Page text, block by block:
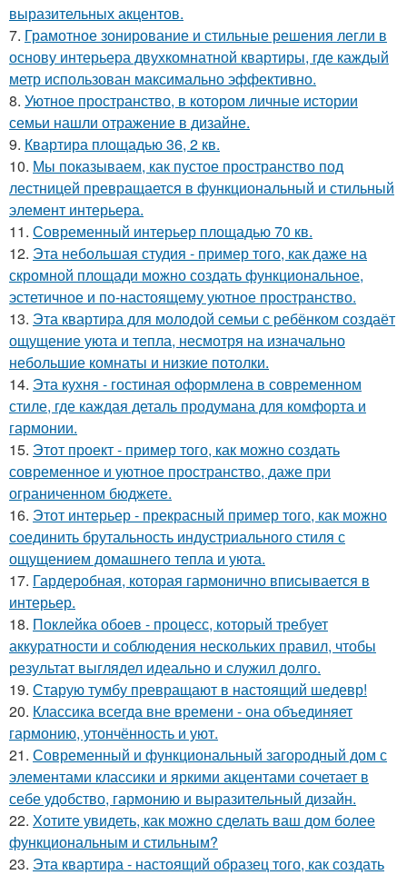
выразительных акцентов.
7. Грамотное зонирование и стильные решения легли в
основу интерьера двухкомнатной квартиры, где каждый
метр использован максимально эффективно.
8. Уютное пространство, в котором личные истории
семьи нашли отражение в дизайне.
9. Квартира площадью 36, 2 кв.
10. Мы показываем, как пустое пространство под
лестницей превращается в функциональный и стильный
элемент интерьера.
11. Современный интерьер площадью 70 кв.
12. Эта небольшая студия - пример того, как даже на
скромной площади можно создать функциональное,
эстетичное и по-настоящему уютное пространство.
13. Эта квартира для молодой семьи с ребёнком создаёт
ощущение уюта и тепла, несмотря на изначально
небольшие комнаты и низкие потолки.
14. Эта кухня - гостиная оформлена в современном
стиле, где каждая деталь продумана для комфорта и
гармонии.
15. Этот проект - пример того, как можно создать
современное и уютное пространство, даже при
ограниченном бюджете.
16. Этот интерьер - прекрасный пример того, как можно
соединить брутальность индустриального стиля с
ощущением домашнего тепла и уюта.
17. Гардеробная, которая гармонично вписывается в
интерьер.
18. Поклейка обоев - процесс, который требует
аккуратности и соблюдения нескольких правил, чтобы
результат выглядел идеально и служил долго.
19. Старую тумбу превращают в настоящий шедевр!
20. Классика всегда вне времени - она объединяет
гармонию, утончённость и уют.
21. Современный и функциональный загородный дом с
элементами классики и яркими акцентами сочетает в
себе удобство, гармонию и выразительный дизайн.
22. Хотите увидеть, как можно сделать ваш дом более
функциональным и стильным?
23. Эта квартира - настоящий образец того, как создать